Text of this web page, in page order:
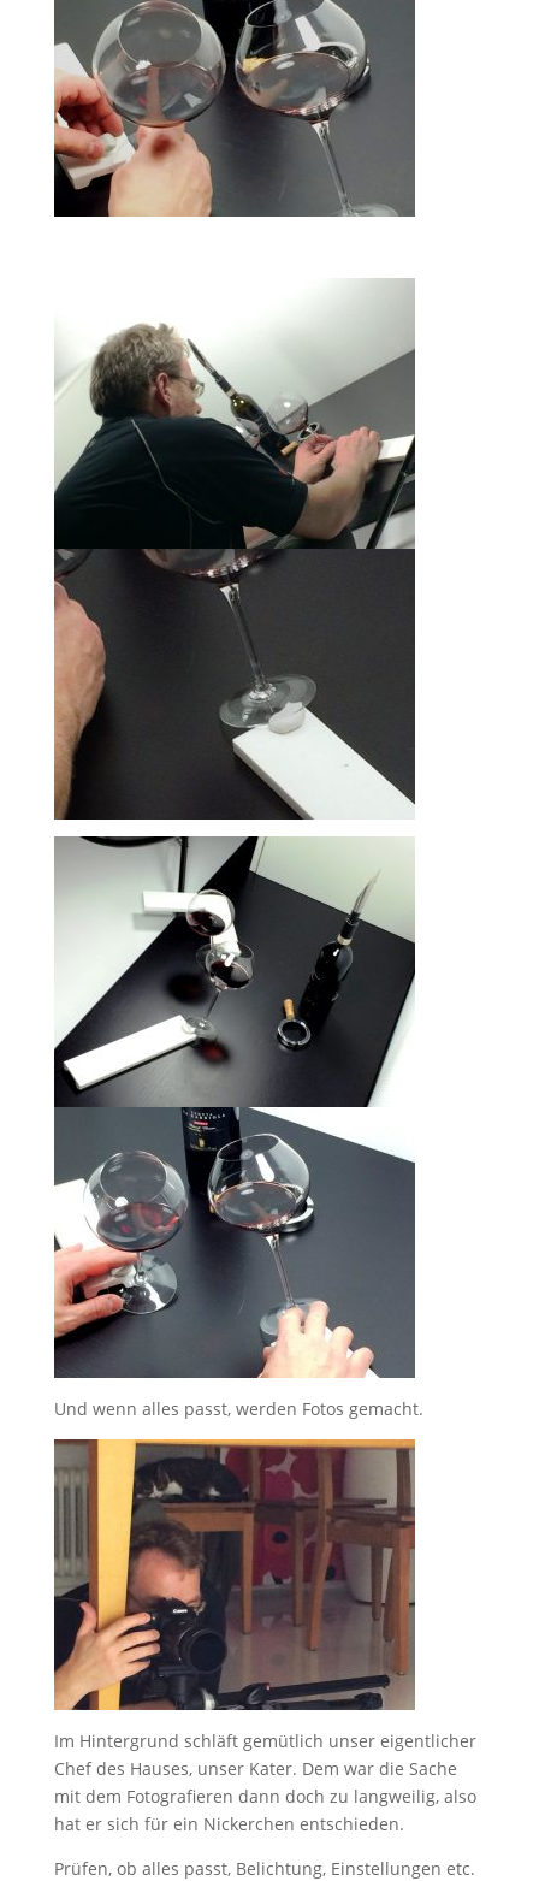
Und wenn alles passt, werden Fotos gemacht.
Im Hintergrund schläft gemütlich unser eigentlicher
Chef des Hauses, unser Kater. Dem war die Sache
mit dem Fotografieren dann doch zu langweilig, also
hat er sich für ein Nickerchen entschieden.
Prüfen, ob alles passt, Belichtung, Einstellungen etc.